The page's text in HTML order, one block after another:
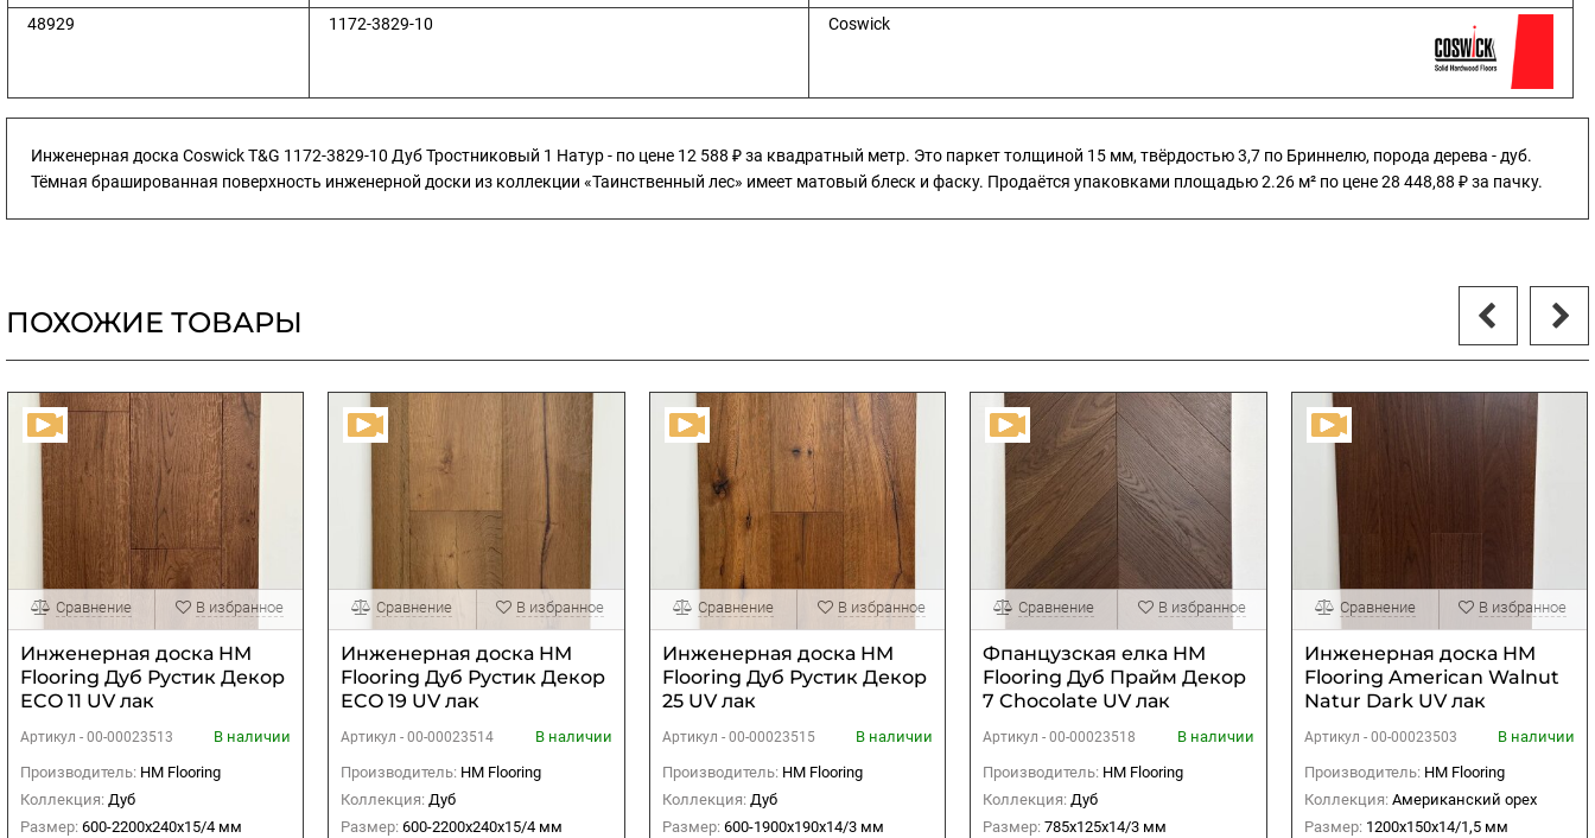
48929 1172-3829-10 Coswick
Инженерная доска Coswick T&G 1172-3829-10 Дуб Тростниковый 1 Натур - по цене 12 588 ₽ за квадратный метр. Это паркет толщиной 15 мм, твёрдостью 3,7 по Бриннелю, порода дерева - дуб.
Тёмная брашированная поверхность инженерной доски из коллекции «Таинственный лес» имеет матовый блеск и фаску. Продаётся упаковками площадью 2.26 м² по цене 28 448,88 ₽ за пачку.
ПОХОЖИЕ ТОВАРЫ
Инженерная доска HM
Flooring Дуб Рустик Декор
ECO 11 UV лак
Артикул - 00-00023513
В наличии
Производитель: HM Flooring
Коллекция: Дуб
Размер: 600-2200x240x15/4 мм
Сравнение В избранное
Инженерная доска HM
Flooring Дуб Рустик Декор
ECO 19 UV лак
Артикул -00-00023514
В наличии
Производитель: HM Flooring
Коллекция: Дуб
Размер: 600-2200x240x15/4 мм
Сравнение В избранное
Инженерная доска HM
Flooring Дуб Рустик Декор
25 UV лак
Артикул - 00-00023515
В наличии
Производитель: HM Flooring
Коллекция: Дуб
Размер: 600-1900x190x14/3 мм
Сравнение В избранное
Фпанцузская елка HM
Flooring Дуб Прайм Декор
7 Chocolate UV лак
Артикул -00-00023518
В наличии
Производитель: HM Flooring
Коллекция: Дуб
Размер: 785x125x14/3 мм
Сравнение В избранное
Инженерная доска HM
Flooring American Walnut
Natur Dark UV лак
Артикул - 00-00023503
В наличии
Производитель: HM Flooring
Коллекция: Американский орех
Размер: 1200х150х14/1,5 мм
Сравнение В избранное